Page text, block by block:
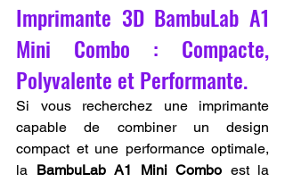
Imprimante 3D BambuLab A1
Mini Combo : Compacte,
Polyvalente et Performante.
Si vous recherchez une imprimante
capable de combiner un design
compact et une performance optimale,
la BambuLab A1 Mini Combo est la